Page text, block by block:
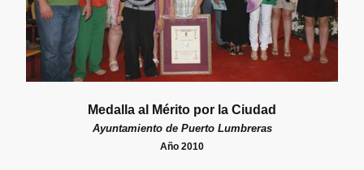
Medalla al Mérito por la Ciudad
Ayuntamiento de Puerto Lumbreras
Año 2010